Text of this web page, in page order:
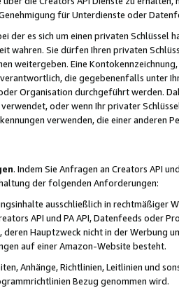
für Unterdienste oder
der es sich um einen privaten
wahren. Sie dürfen Ihren privaten
weitergeben. Eine
die gegebenenfalls unter
Organisation durchgeführt werden.
verwendet, oder wenn Ihr privater
verwenden, die einer anderen
. Indem Sie Anfragen an Creators API
der folgenden Anforderungen:
ausschließlich in rechtmäßiger
API und PA API, Datenfeeds oder
deren Hauptzweck nicht in der Werbung
auf einer Amazon-Website besteht.
Anhänge, Richtlinien, Leitlinien und
Bezug genommen wird.